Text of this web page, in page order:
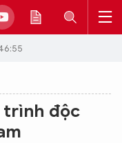
trình độc